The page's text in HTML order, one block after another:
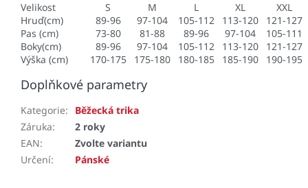
Velikost S M L XL
XXL
Hruď(cm)
89-96 97-104 105-112 113-120
121-127
Pas (cm)
73-80 81-88 89-96 97-104
105-111
Boky(cm)
89-96 97-104 105-112 113-120
121-127
Výška (cm)
170-175 175-180 180-185 185-190 190-195
Doplňkové parametry
Kategorie:
Běžecká trika
Záruka:
2 roky
EAN:
Zvolte variantu
Určení: Pánské